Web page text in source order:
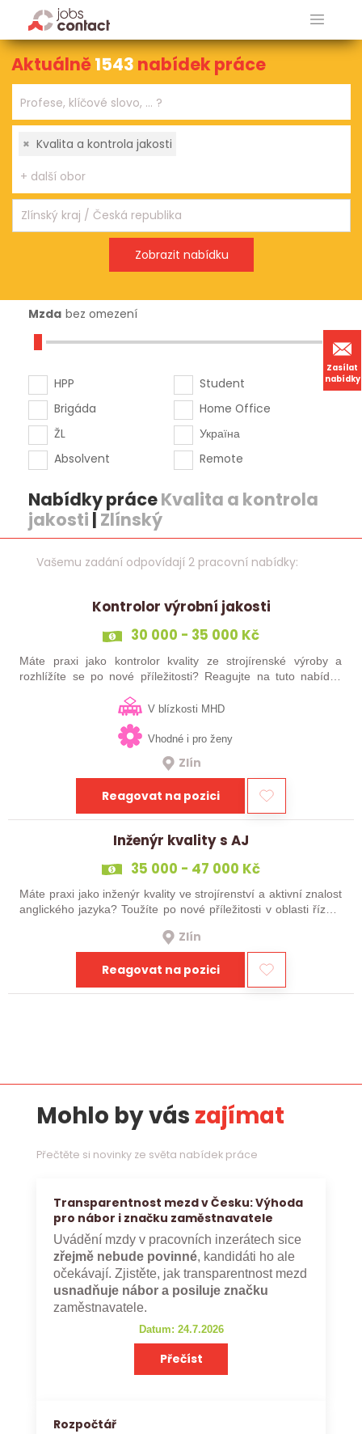
Zasílat
nabídky
Aktuálně1543 nabídek práce
× Kvalita a kontrola jakosti
Mzda bez omezení
HPP
Brigáda
ŽL
Absolvent
Student
Home Office
Україна
Remote
Nabídky práceKvalita a kontrola
jakosti | Zlínský
Vašemu zadání odpovídají 2 pracovní nabídky:
Kontrolor výrobní jakosti
30 000 - 35 000 Kč
Máte praxi jako kontrolor kvality ze strojírenské výroby a
rozhlížíte se po nové příležitosti? Reagujte na tuto nabídku
V blízkosti MHD
Vhodné i pro ženy
Zlín
Reagovat na pozici
Inženýr kvality s AJ
35 000 - 47 000 Kč
Máte praxi jako inženýr kvality ve strojírenství a aktivní znalost
anglického jazyka? Toužíte po nové příležitosti v oblasti řízení
Zlín
Reagovat na pozici
Mohlo by vás zajímat
Přečtěte si novinky ze světa nabídek práce
Transparentnost mezd v Česku: Výhoda
pro nábor i značku zaměstnavatele
Uvádění mzdy v pracovních inzerátech sice
zřejmě nebude povinné, kandidáti ho ale
očekávají. Zjistěte, jak transparentnost mezd
usnadňuje nábor a posiluje značku
zaměstnavatele.
Datum: 24.7.2026
Přečíst
Rozpočtář